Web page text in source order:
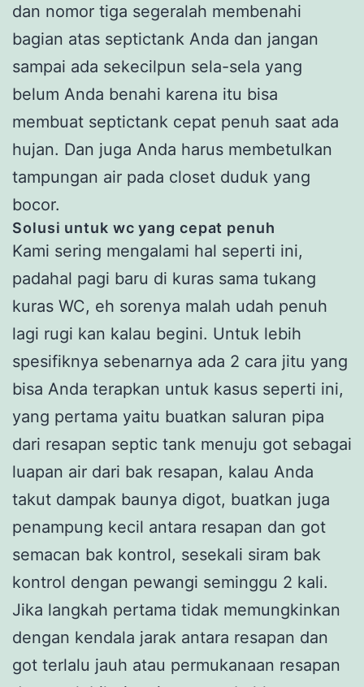
dan nomor tiga segeralah membenahi
bagian atas septictank Anda dan jangan
sampai ada sekecilpun sela-sela yang
belum Anda benahi karena itu bisa
membuat septictank cepat penuh saat ada
hujan. Dan juga Anda harus membetulkan
tampungan air pada closet duduk yang
bocor.
Solusi untuk wc yang cepat penuh
Kami sering mengalami hal seperti ini,
padahal pagi baru di kuras sama tukang
kuras WC, eh sorenya malah udah penuh
lagi rugi kan kalau begini. Untuk lebih
spesifiknya sebenarnya ada 2 cara jitu yang
bisa Anda terapkan untuk kasus seperti ini,
yang pertama yaitu buatkan saluran pipa
dari resapan septic tank menuju got sebagai
luapan air dari bak resapan, kalau Anda
takut dampak baunya digot, buatkan juga
penampung kecil antara resapan dan got
semacan bak kontrol, sesekali siram bak
kontrol dengan pewangi seminggu 2 kali.
Jika langkah pertama tidak memungkinkan
dengan kendala jarak antara resapan dan
got terlalu jauh atau permukanaan resapan